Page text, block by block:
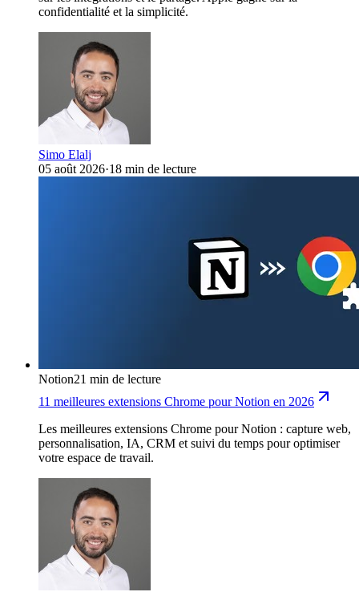
confidentialité et la simplicité.
Simo Elalj
05 août 2026·18 min de lecture
Notion21 min de lecture
11 meilleures extensions Chrome pour Notion en 2026
Les meilleures extensions Chrome pour Notion : capture web,
personnalisation, IA, CRM et suivi du temps pour optimiser
votre espace de travail.